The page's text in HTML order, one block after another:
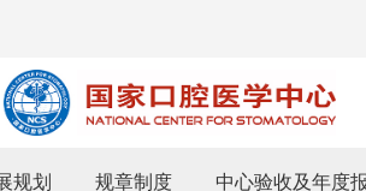
规划 规章制度 中心验收及年度